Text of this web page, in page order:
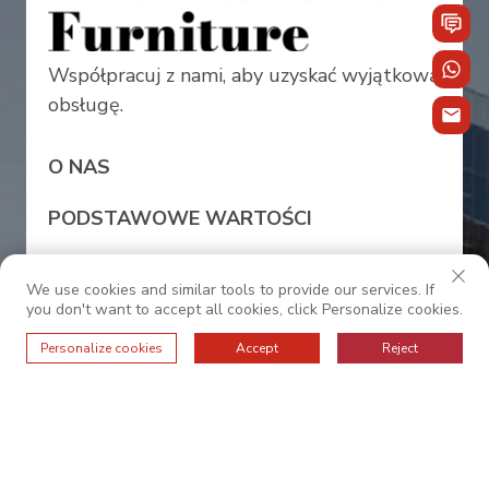
Współpracuj z nami, aby uzyskać wyjątkową
obsługę.
O NAS
PODSTAWOWE WARTOŚCI
PRODUKTÓW
PROJEKTY
We use cookies and similar tools to provide our services. If
you don't want to accept all cookies, click Personalize cookies.
Personalize cookies Accept Reject